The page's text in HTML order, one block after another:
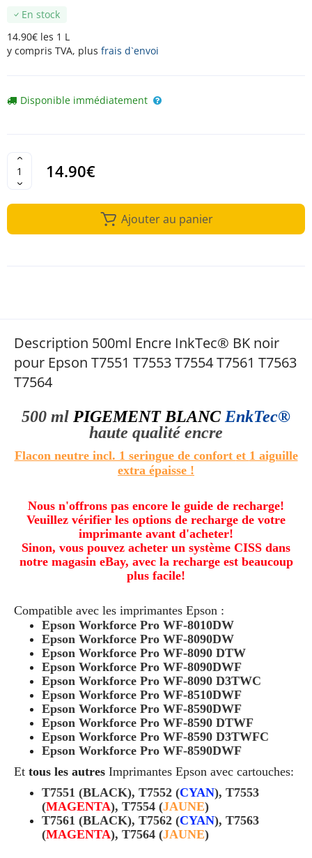
En stock
14.90€ les 1 L
y compris TVA, plus frais d`envoi
Disponible immédiatement
14.90€
Ajouter au panier
Description 500ml Encre InkTec® BK noir
pour Epson T7551 T7553 T7554 T7561 T7563
T7564
500 ml PIGEMENT BLANC EnkTec®
haute qualitéencre
Flacon neutre incl. 1 seringue de confort et 1 aiguille
extra épaisse !
Nous n'offrons pas encore le guide de recharge!
Veuillez vérifier les options de recharge de votre
imprimante avant d'acheter!
Sinon, vous pouvez acheter un système CISS dans
notre magasin eBay, avec la recharge est beaucoup
plus facile!
Compatible avec les imprimantes Epson :
Epson Workforce Pro WF-8010DW
Epson Workforce Pro WF-8090DW
Epson Workforce Pro WF-8090 DTW
Epson Workforce Pro WF-8090DWF
Epson Workforce Pro WF-8090 D3TWC
Epson Workforce Pro WF-8510DWF
Epson Workforce Pro WF-8590DWF
Epson Workforce Pro WF-8590 DTWF
Epson Workforce Pro WF-8590 D3TWFC
Epson Workforce Pro WF-8590DWF
Et tous les autres Imprimantes Epson avec cartouches:
T7551 (BLACK), T7552 (CYAN), T7553
(MAGENTA), T7554 (JAUNE)
T7561 (BLACK), T7562 (CYAN), T7563
(MAGENTA), T7564 (JAUNE)